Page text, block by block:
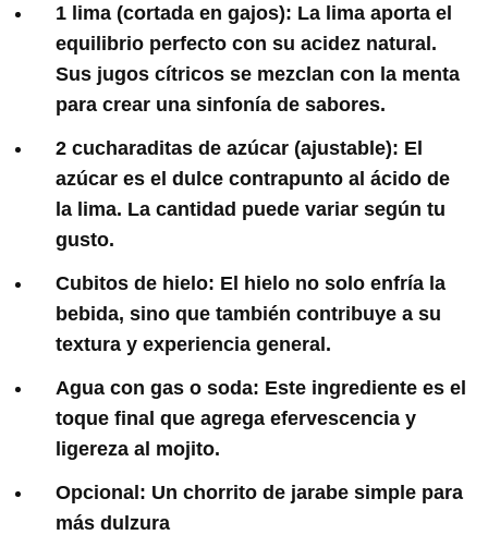
1 lima (cortada en gajos): La lima aporta el
equilibrio perfecto con su acidez natural.
Sus jugos cítricos se mezclan con la menta
para crear una sinfonía de sabores.
2 cucharaditas de azúcar (ajustable): El
azúcar es el dulce contrapunto al ácido de
la lima. La cantidad puede variar según tu
gusto.
Cubitos de hielo: El hielo no solo enfría la
bebida, sino que también contribuye a su
textura y experiencia general.
Agua con gas o soda: Este ingrediente es el
toque final que agrega efervescencia y
ligereza al mojito.
Opcional: Un chorrito de jarabe simple para
más dulzura